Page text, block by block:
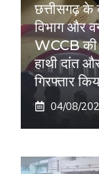
छत्तीसगढ़ के
विभाग और
WCCB की
हाथी दांत
गिरफ्तार
04/08/